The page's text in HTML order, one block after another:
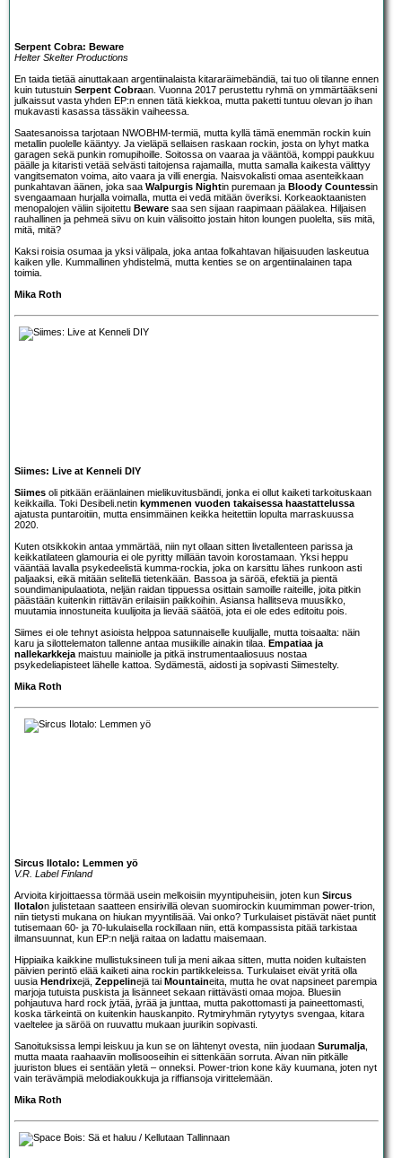
Serpent Cobra: Beware
Helter Skelter Productions
En taida tietää ainuttakaan argentiinalaista kitararäimebändiä, tai tuo oli tilanne ennen
kuin tutustuin Serpent Cobraan. Vuonna 2017 perustettu ryhmä on ymmärtääkseni
julkaissut vasta yhden EP:n ennen tätä kiekkoa, mutta paketti tuntuu olevan jo ihan
mukavasti kasassa tässäkin vaiheessa.
Saatesanoissa tarjotaan NWOBHM-termiä, mutta kyllä tämä enemmän rockin kuin
metallin puolelle kääntyy. Ja vieläpä sellaisen raskaan rockin, josta on lyhyt matka
garagen sekä punkin romupihoille. Soitossa on vaaraa ja vääntöä, komppi paukkuu
päälle ja kitaristi vetää selvästi taitojensa rajamailla, mutta samalla kaikesta välittyy
vangitsematon voima, aito vaara ja villi energia. Naisvokalisti omaa asenteikkaan
punkahtavan äänen, joka saa Walpurgis Nightin puremaan ja Bloody Countessin
svengaamaan hurjalla voimalla, mutta ei vedä mitään överiksi. Korkeaoktaanisten
menopalojen väliin sijoitettu Beware saa sen sijaan raapimaan päälakea. Hiljaisen
rauhallinen ja pehmeä siivu on kuin välisoitto jostain hiton loungen puolelta, siis mitä,
mitä, mitä?
Kaksi roisia osumaa ja yksi välipala, joka antaa folkahtavan hiljaisuuden laskeutua
kaiken ylle. Kummallinen yhdistelmä, mutta kenties se on argentiinalainen tapa
toimia.
Mika Roth
Siimes: Live at Kenneli DIY
Siimes oli pitkään eräänlainen mielikuvitusbändi, jonka ei ollut kaiketi tarkoituskaan
keikkailla. Toki Desibeli.netin kymmenen vuoden takaisessa haastattelussa
ajatusta puntaroitiin, mutta ensimmäinen keikka heitettiin lopulta marraskuussa
2020.
Kuten otsikkokin antaa ymmärtää, niin nyt ollaan sitten livetallenteen parissa ja
keikkatilateen glamouria ei ole pyritty millään tavoin korostamaan. Yksi heppu
vääntää lavalla psykedeelistä kumma-rockia, joka on karsittu lähes runkoon asti
paljaaksi, eikä mitään selitellä tietenkään. Bassoa ja säröä, efektiä ja pientä
soundimanipulaatiota, neljän raidan tippuessa osittain samoille raiteille, joita pitkin
päästään kuitenkin riittävän erilaisiin paikkoihin. Asiansa hallitseva muusikko,
muutamia innostuneita kuulijoita ja lievää säätöä, jota ei ole edes editoitu pois.
Siimes ei ole tehnyt asioista helppoa satunnaiselle kuulijalle, mutta toisaalta: näin
karu ja silottelematon tallenne antaa musiikille ainakin tilaa. Empatiaa ja
nallekarkkeja maistuu mainiolle ja pitkä instrumentaaliosuus nostaa
psykedeliapisteet lähelle kattoa. Sydämestä, aidosti ja sopivasti Siimestelty.
Mika Roth
Sircus Ilotalo: Lemmen yö
V.R. Label Finland
Arvioita kirjoittaessa törmää usein melkoisiin myyntipuheisiin, joten kun Sircus
Ilotalon julistetaan saatteen ensirivillä olevan suomirockin kuumimman power-trion,
niin tietysti mukana on hiukan myyntilisää. Vai onko? Turkulaiset pistävät näet puntit
tutisemaan 60- ja 70-lukulaisella rockillaan niin, että kompassista pitää tarkistaa
ilmansuunnat, kun EP:n neljä raitaa on ladattu maisemaan.
Hippiaika kaikkine mullistuksineen tuli ja meni aikaa sitten, mutta noiden kultaisten
päivien perintö elää kaiketi aina rockin partikkeleissa. Turkulaiset eivät yritä olla
uusia Hendrixejä, Zeppelinejä tai Mountaineita, mutta he ovat napsineet parempia
marjoja tutuista puskista ja lisänneet sekaan riittävästi omaa mojoa. Bluesiin
pohjautuva hard rock jytää, jyrää ja junttaa, mutta pakottomasti ja paineettomasti,
koska tärkeintä on kuitenkin hauskanpito. Rytmiryhmän rytyytys svengaa, kitara
vaeltelee ja säröä on ruuvattu mukaan juurikin sopivasti.
Sanoituksissa lempi leiskuu ja kun se on lähtenyt ovesta, niin juodaan Surumalja
mutta maata raahaaviin mollisooseihin ei sittenkään sorruta. Aivan niin pitkälle
juuriston blues ei sentään yletä – onneksi. Power-trion kone käy kuumana, joten nyt
vain terävämpiä melodiakoukkuja ja riffiansoja virittelemään.
Mika Roth